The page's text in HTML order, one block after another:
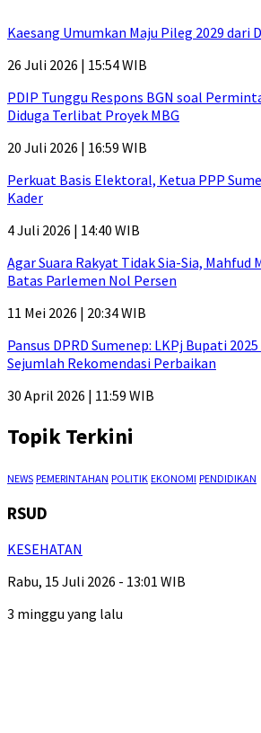
Kaesang Umumkan Maju Pileg 2029 dari
26 Juli 2026 | 15:54 WIB
PDIP Tunggu Respons BGN soal
Diduga Terlibat Proyek MBG
20 Juli 2026 | 16:59 WIB
Perkuat Basis Elektoral, Ketua PPP
Kader
4 Juli 2026 | 14:40 WIB
Agar Suara Rakyat Tidak Sia-Sia, Mahfud
Batas Parlemen Nol Persen
11 Mei 2026 | 20:34 WIB
Pansus DPRD Sumenep: LKPj Bupati
Sejumlah Rekomendasi Perbaikan
30 April 2026 | 11:59 WIB
Topik Terkini
NEWS PEMERINTAHAN POLITIK EKONOMI PENDIDIKAN
RSUD
KESEHATAN
Rabu, 15 Juli 2026 - 13:01 WIB
3 minggu yang lalu